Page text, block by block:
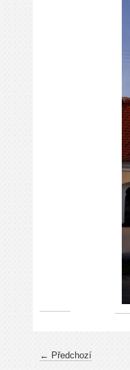
← Předchozí